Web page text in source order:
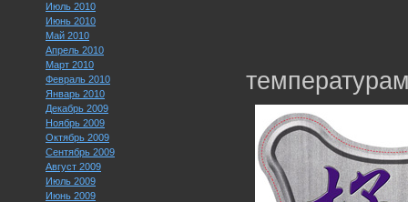
Июль 2010
Июнь 2010
Май 2010
Апрель 2010
Март 2010
Февраль 2010
Январь 2010
Декабрь 2009
Ноябрь 2009
Октябрь 2009
Сентябрь 2009
Август 2009
Июль 2009
Июнь 2009